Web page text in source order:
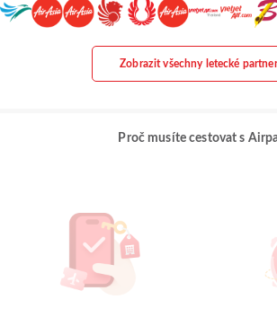
Zobrazit všechny letecké
Proč musíte cestovat s